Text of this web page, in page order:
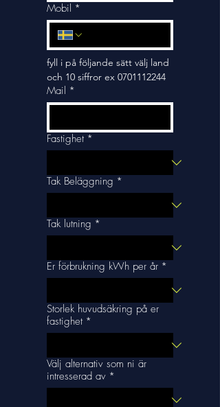
Mobil *
fyll i på följande sätt välj land
och 10 siffror ex 0701112244
Mail *
Fastighet *
Tak Beläggning *
Tak lutning *
Er förbrukning kWh per år *
Storlek huvudsäkring på er
fastighet *
Välj alternativ som ni är
intresserad av *